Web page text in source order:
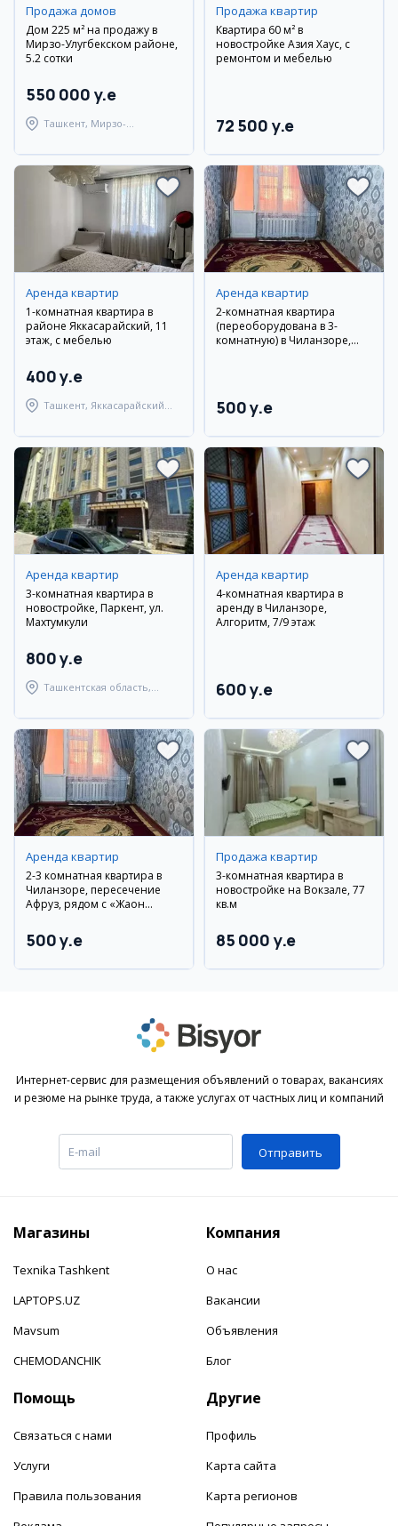
Продажа домов
Дом 225 м² на продажу в
Мирзо-Улугбекском районе,
5.2 сотки
550 000 y.e
Ташкент, Мирзо-
Продажа квартир
Квартира 60 м² в
новостройке Азия Хаус, с
ремонтом и мебелью
72 500 y.e
Аренда квартир
1-комнатная квартира в
районе Яккасарайский, 11
этаж, с мебелью
400 y.e
Ташкент, Яккасарайский
Аренда квартир
2-комнатная квартира
(переоборудована в 3-
комнатную) в Чиланзоре,
500 y.e
Аренда квартир
3-комнатная квартира в
новостройке, Паркент, ул.
Махтумкули
800 y.e
Ташкентская область,
Аренда квартир
4-комнатная квартира в
аренду в Чиланзоре,
Алгоритм, 7/9 этаж
600 y.e
Аренда квартир
2-3 комнатная квартира в
Чиланзоре, пересечение
Афруз, рядом с «Жаҳон
500 y.e
Продажа квартир
3-комнатная квартира в
новостройке на Вокзале, 77
кв.м
85 000 y.e
Интернет-сервис для размещения объявлений о товарах, вакансиях
и резюме на рынке труда, а также услугах от частных лиц и компаний
Отправить
Магазины
Texnika Tashkent
LAPTOPS.UZ
Mavsum
CHEMODANCHIK
Компания
О нас
Вакансии
Объявления
Блог
Помощь
Связаться с нами
Услуги
Правила пользования
Другие
Профиль
Карта сайта
Карта регионов